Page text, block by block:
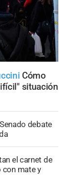
Cómo
situación
debate
el carnet de
con mate y